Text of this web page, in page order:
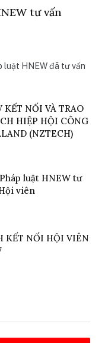
tư vấn
luật HNEW đã tư vấn
NỐI VÀ TRAO
HIỆP HỘI CÔNG
(NZTECH)
luật HNEW tư
viên
KẾT NỐI HỘI VIÊN